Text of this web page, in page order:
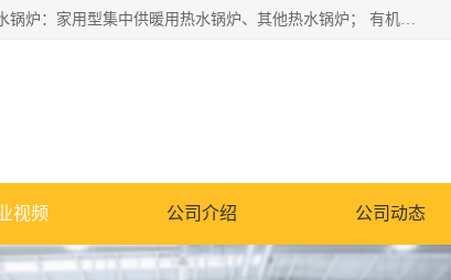
蒸汽锅炉：水管锅炉、火管锅炉、混合式锅炉、其他蒸汽锅炉； 热水锅炉：家用型集中供暖用热水锅炉、其他热水锅炉； 有机热载体锅炉； 船用蒸汽锅炉； （锅炉用辅助设备及装置）蒸汽冷凝器：表面冷凝器、混合式冷凝器、空冷式冷凝器、其他蒸汽冷凝器； 锅炉用辅助设备：节热器、蒸汽收集器、蓄能器、烟垢清除器、气体回收器、泥渣刮除器、空气预热器、其他锅炉用辅助设备；
视频 公司介绍 公司动态